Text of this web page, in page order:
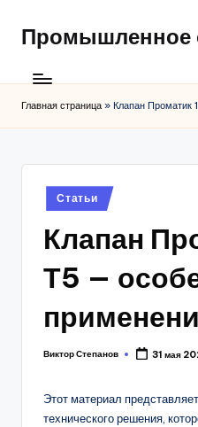
Промышленное
Главная страница » Клапан Проматик
Posted
in
Статьи
Клапан
Т5 —
Posted
Виктор Степанов 31 мая
Этот материал
технического решения,